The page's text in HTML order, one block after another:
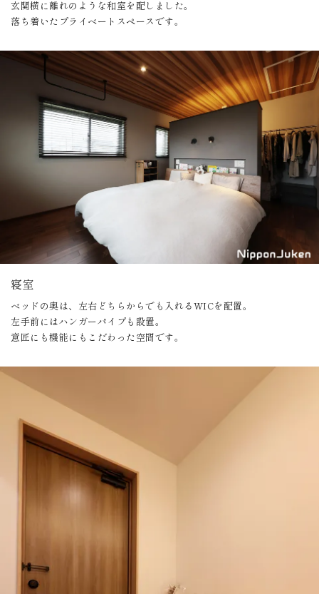
玄関横に離れのような和室を配しました。
落ち着いたプライベートスペースです。
寝室
ベッドの奥は、左右どちらからでも入れるWICを配置。
左手前にはハンガーパイプも設置。
意匠にも機能にもこだわった空間です。